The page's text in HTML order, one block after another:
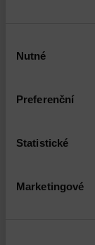
souhlasu
Nutné
Preferenční
Statistické
Marketingové